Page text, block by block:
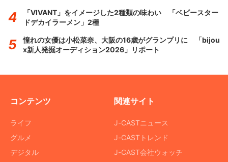
「VIVANT」をイメージした2種類の味わい 「ベビースター
ドデカイラーメン」2種
憧れの女優は小松菜奈、大阪の16歳がグランプリに 「bijou
x新人発掘オーディション2026」リポート
コンテンツ
ライフ
グルメ
デジタル
関連サイト
J-CASTニュース
J-CASTトレンド
J-CAST会社ウォッチ